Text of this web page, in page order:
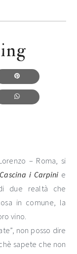
– Roma, si
Cascina i Carpini e
due realtà che
in comune, la
vino.
non posso dire
sapete che non